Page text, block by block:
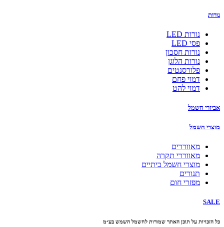
נורות
נורות LED
פסי LED
נורות חסכון
נורות הלוגן
פלורסנטים
דמוי פחם
דמוי להט
אביזרי חשמל
מוצרי חשמל
מאווררים
מאווררי תקרה
מוצרי חשמל ביתיים
תנורים
מפזרי חום
SALE
כל הזכויות על תוכן האתר שמורות לחשמל השמש בע״מ